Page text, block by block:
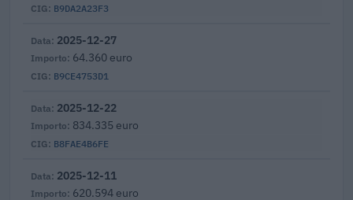
B9DA2A23F3
B9CE4753D1
2025-12-27
64.360 euro
B8FAE4B6FE
2025-12-22
834.335 euro
2025-12-11
620.594 euro